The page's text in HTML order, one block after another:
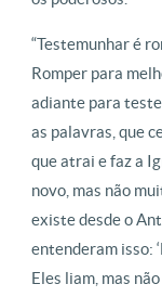
“Testemunhar é
Romper para
adiante para
as palavras, que
que atrai e faz a
novo, mas não
existe desde o
entenderam isso:
Eles liam, mas